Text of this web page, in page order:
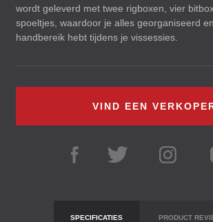
wordt geleverd met twee rigboxen, vier
spoeltjes, waardoor je alles georganiseerd
handbereik hebt tijdens je vissessies.
VIND EEN
SPECIFICATIES PRODUCT